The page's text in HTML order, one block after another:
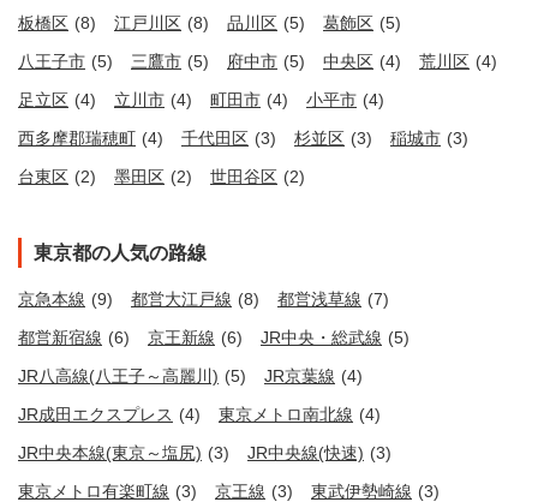
板橋区 (8) 江戸川区 (8) 品川区 (5) 葛飾区 (5)
八王子市 (5) 三鷹市 (5) 府中市 (5) 中央区 (4) 荒川区 (4)
足立区 (4) 立川市 (4) 町田市 (4) 小平市 (4)
西多摩郡瑞穂町 (4) 千代田区 (3) 杉並区 (3) 稲城市 (3)
台東区 (2) 墨田区 (2) 世田谷区 (2)
東京都の人気の路線
京急本線 (9) 都営大江戸線 (8) 都営浅草線 (7)
都営新宿線 (6) 京王新線 (6) JR中央・総武線 (5)
JR八高線(八王子～高麗川) (5) JR京葉線 (4)
JR成田エクスプレス (4) 東京メトロ南北線 (4)
JR中央本線(東京～塩尻) (3) JR中央線(快速) (3)
東京メトロ有楽町線 (3) 京王線 (3) 東武伊勢崎線 (3)